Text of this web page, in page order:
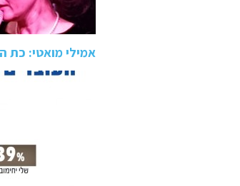
אמילי מואטי: כת